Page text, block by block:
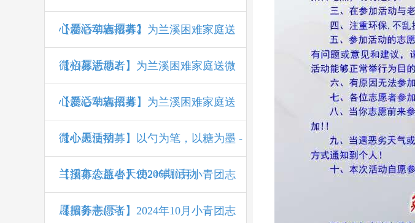
心愿活动志愿者2
【爱心车辆招募】为兰溪困难家庭送
微心愿活动2
【招募志愿者】为兰溪困难家庭送微
心愿活动志愿者
【爱心车辆招募】为兰溪困难家庭送
微心愿活动
【小天使招募】以勺为笔，以糖为墨 -
兰溪市公益小天使206期活动
【招募志愿者】2024年10月小青团志
愿服务亭(下)
【招募志愿者】2024年10月小青团志